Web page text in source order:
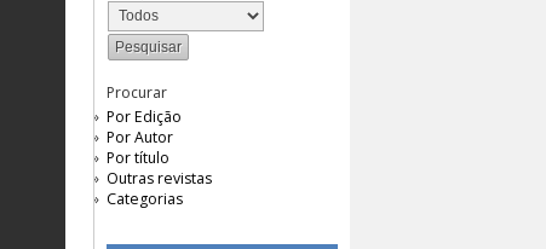
Procurar
Por Edição
Por Autor
Por título
Outras revistas
Categorias